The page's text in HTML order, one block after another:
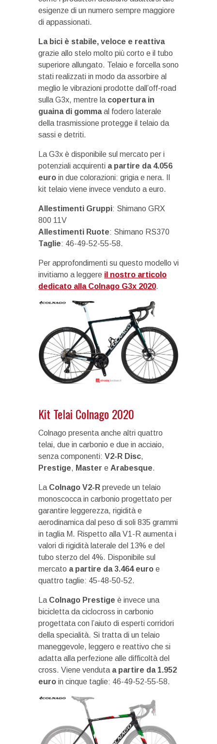
esigenze di un numero sempre maggiore
di appassionati.
La bici è stabile, veloce e reattiva
grazie allo stelo molto più corto e il tubo
superiore allungato. Telaio e forcella sono
stati realizzati in modo da assorbire al
meglio le vibrazioni prodotte dall’off-road
sulla G3x, mentre la copertura in
guaina di gommaal fodero laterale
della trasmissione protegge il telaio da
sassi e detriti.
La G3x è disponibile sul mercato per i
potenziali acquirenti a partire da 4.056
euro in due colorazioni: grigia e nera. Il
kit telaio viene invece venduto a euro.
Allestimenti Gruppi: Shimano GRX
800 11V
Allestimenti Ruote: Shimano RS370
Taglie: 46-49-52-55-58.
Per approfondimenti su questo modello vi
invitiamo a leggere il nostro articolo
dedicato alla Colnago G3x 2020.
Kit Telai Colnago 2020
Colnago presenta anche altri quattro
telai, due in carbonio e due in acciaio,
senza componenti: V2-R Disc,
Prestige, Master e Arabesque.
La Colnago V2-R prevede un telaio
monoscocca in carbonio progettato per
garantire leggerezza, rigidità e
aerodinamica dal peso di soli 835 grammi
in taglia M. Rispetto alla V1-R aumenta i
valori di rigidità laterale del 13% e del
tubo sterzo del 4%. Disponibile sul
mercato a partire da 3.464 euro e
quattro taglie: 45-48-50-52.
La Colnago Prestige è invece una
bicicletta da ciclocross in carbonio
progettata con l’aiuto di esperti corridori
della specialità. Si tratta di un telaio
maneggevole, leggero e reattivo che si
adatta alla perfezione alle difficoltà del
cross. Viene venduta a partire da 1.952
euro in cinque taglie: 46-49-52-55-58.